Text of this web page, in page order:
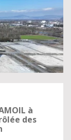
à
des